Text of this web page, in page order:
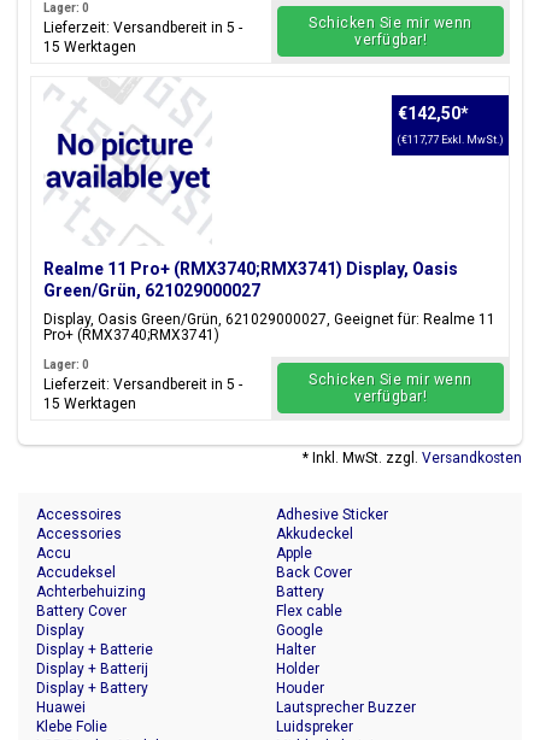
Lager: 0
Lieferzeit: Versandbereit in 5 -
15 Werktagen
Schicken Sie mir wenn
verfügbar!
Realme 11 Pro+ (RMX3740;RMX3741) Display, Oasis
Green/Grün, 621029000027
Display, Oasis Green/Grün, 621029000027, Geeignet für: Realme 11
Pro+ (RMX3740;RMX3741)
€142,50*
(€117,77 Exkl. MwSt.)
Lager: 0
Lieferzeit: Versandbereit in 5 -
15 Werktagen
Schicken Sie mir wenn
verfügbar!
* Inkl. MwSt. zzgl. Versandkosten
Accessoires
Accessories
Accu
Accudeksel
Achterbehuizing
Adhesive Sticker
Akkudeckel
Apple
Back Cover
Battery
Battery Cover
Display
Display + Batterie
Display + Batterij
Display + Battery
Flex cable
Google
Halter
Holder
Houder
Huawei
Klebe Folie
Lautsprecher Buzzer
Luidspreker